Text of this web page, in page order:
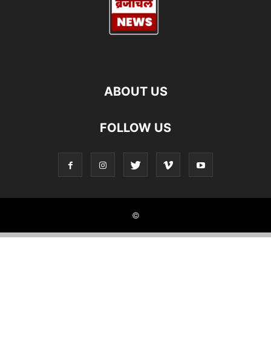
ABOUT US
FOLLOW US
©